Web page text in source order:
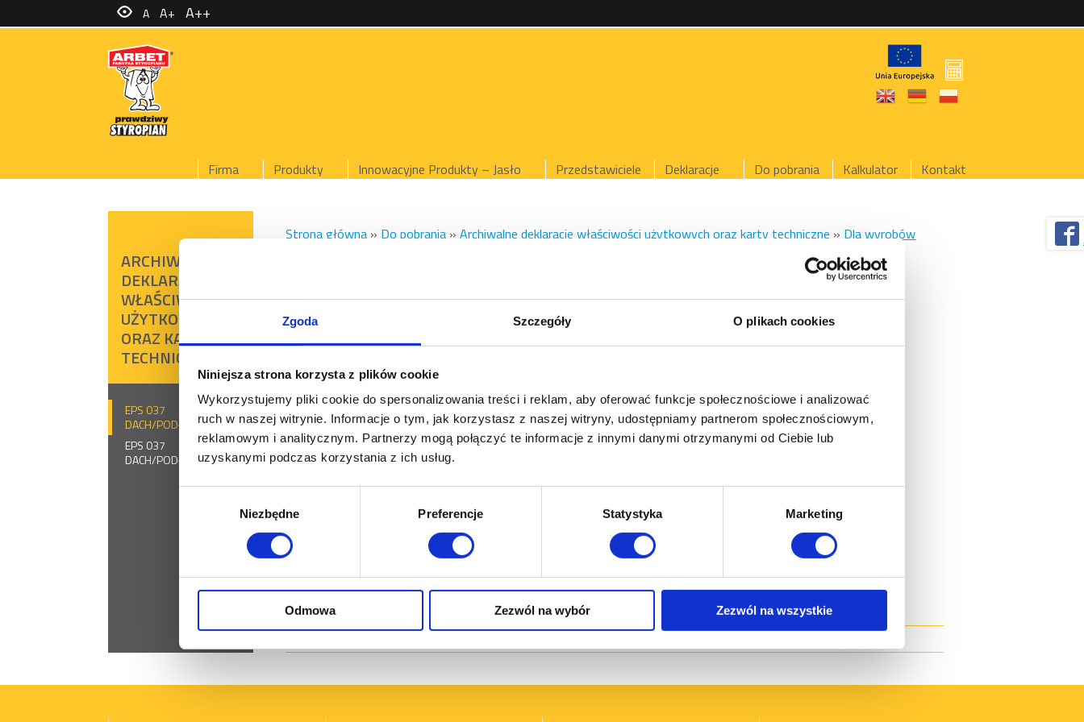
Zgoda Szczegóły O plikach cookies
Niniejsza strona korzysta z plików cookie
Wykorzystujemy pliki cookie do spersonalizowania treści i reklam, aby oferować funkcje społecznościowe i analizować
ruch w naszej witrynie. Informacje o tym, jak korzystasz z naszej witryny, udostępniamy partnerom społecznościowym,
reklamowym i analitycznym. Partnerzy mogą połączyć te informacje z innymi danymi otrzymanymi od Ciebie lub
uzyskanymi podczas korzystania z ich usług.
Niezbędne Preferencje Statystyka Marketing
Odmowa Zezwól na wybór Zezwól na wszystkie
Firma Produkty Innowacyjne Produkty – Jasło Przedstawiciele Deklaracje Do pobrania Kalkulator Kontakt
ARCHIWALNE
DEKLARACJE
WŁAŚCIWOŚCI
UŻYTKOWYCH
ORAZ KARTY
TECHNICZNE
EPS 037
DACH/PODŁOGA Jasło
EPS 037
DACH/PODŁOGA
Strona główna » Do pobrania »Archiwalne deklaracje właściwości użytkowych oraz karty techniczne » Dla wyrobów
EPS 037 DACH/PODŁOGA JASŁO
EPS 100 DACH/PODŁOGA Jasło 2018-02-01
Podaj grubość *
Wpisz liczbę od10do300.
Wybierz język
A A+ A++